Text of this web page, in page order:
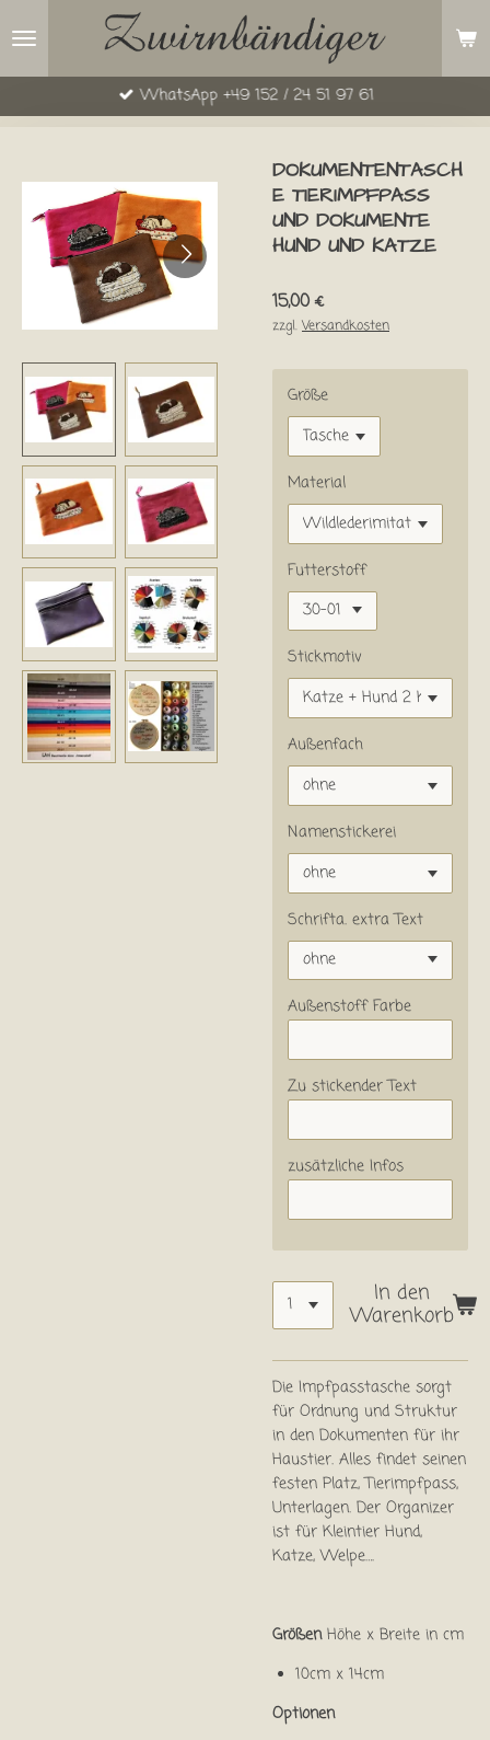
Hauptinhalt
WhatsApp +49 152 / 24 51 97 61
DOKUMENTENTASCH
E TIERIMPFPASS
UND DOKUMENTE
HUND UND KATZE
15,00 €
zzgl. Versandkosten
Größe
Material
Futterstoff
Stickmotiv
Außenfach
Namenstickerei
Schrifta. extra Text
Außenstoff Farbe
Zu stickender Text
zusätzliche Infos
In den
Warenkorb
Die Impfpasstasche sorgt
für Ordnung und Struktur
in den Dokumenten für ihr
Haustier. Alles findet seinen
festen Platz, Tierimpfpass,
Unterlagen. Der Organizer
ist für Kleintier Hund,
Katze, Welpe….
GrößenHöhe x Breite in cm
10cm x 14cm
Optionen